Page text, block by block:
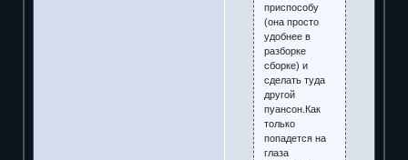
приспособу
(она просто
удобнее в
разборке
сборке) и
сделать туда
другой
пуансон.Как
только
попадется на
глаза